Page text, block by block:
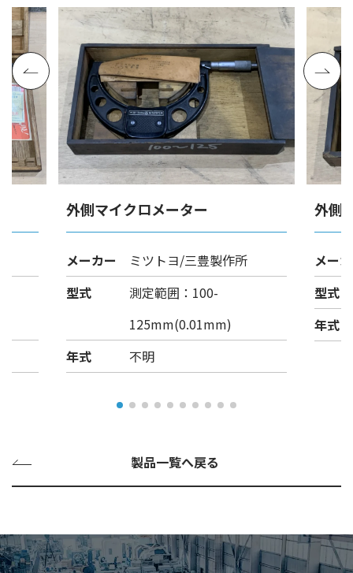
外側マイクロメーター
メーカー
ミツトヨ/三豊製作所
型式
測定範囲：100-
125mm(0.01mm)
年式
不明
外側
メー
型式
年式
製品一覧へ戻る